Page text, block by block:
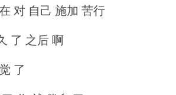
对 自己 施加 苦行
了 之后 啊
了